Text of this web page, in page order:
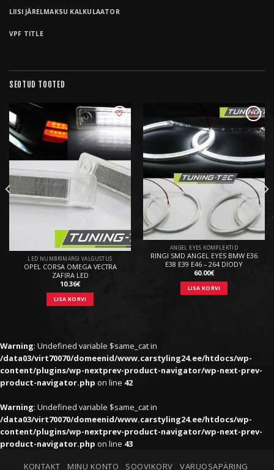
LIISI JÄRELMAKSU KALKULAATOR
VPF TITLE
SEOTUD TOOTED
LISA
SOOVIKORVI
LED NUMBRIMÄRGI VALGUSTUS
OPEL CORSA OMEGA VECTRA
ZAFIRA LED
10.36€
LISA KORVI
SOOVIKORVI
ANGEL EYES KOMPLEKTID
RINGI SMD ANGEL EYES BMW E36
E38 E39 E46 – 264 DIODY
60.00€
LISA KORVI
Warning: Undefined variable $same_cat in
/data03/virt70070/domeenid/www.carstyling24.ee/htdocs/wp-
content/plugins/wp-nextprev-product-navigator/wp-next-prev-
product-navigator.php on line 42
Warning: Undefined variable $same_cat in
/data03/virt70070/domeenid/www.carstyling24.ee/htdocs/wp-
content/plugins/wp-nextprev-product-navigator/wp-next-prev-
product-navigator.php on line 43
KONTAKT MINU KONTO SOOVIKORV
VARUOSAPÄRING